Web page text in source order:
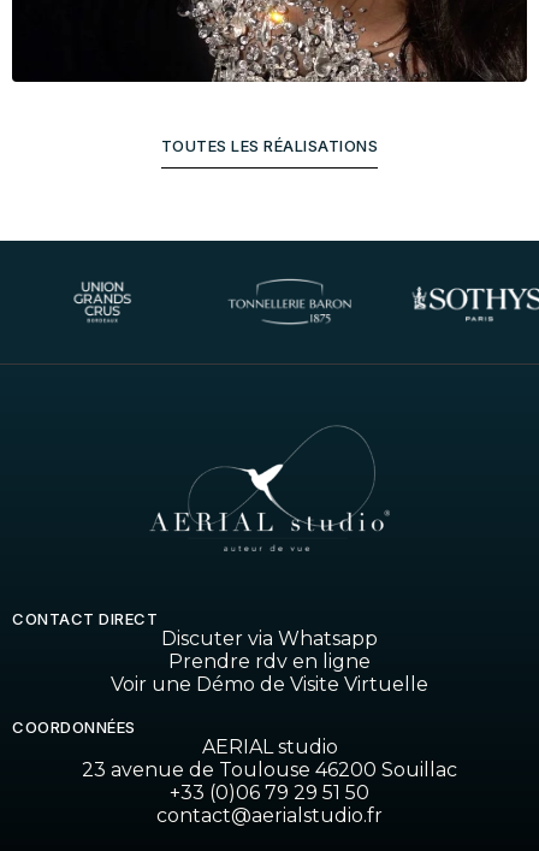
TOUTES LES RÉALISATIONS
COORDONNÉES
AERIAL studio
23 avenue de Toulouse 46200 Souillac
+33 (0)06 79 29 51 50
contact@aerialstudio.fr
CONTACT DIRECT
Discuter via Whatsapp
Prendre rdv en ligne
Voir une Démo de Visite Virtuelle